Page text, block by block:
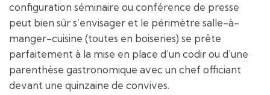
configuration séminaire ou conférence de presse
peut bien sûr s’envisager et le périmètre salle-à-
manger-cuisine (toutes en boiseries) se prête
parfaitement à la mise en place d’un codir ou d’une
parenthèse gastronomique avec un chef officiant
devant une quinzaine de convives.